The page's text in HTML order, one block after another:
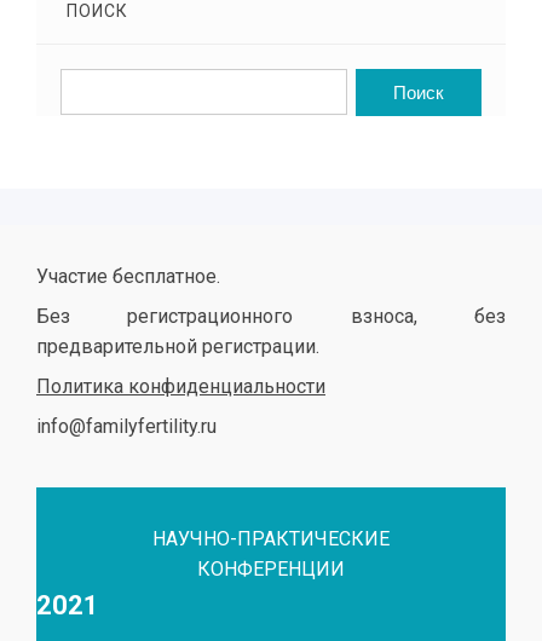
ПОИСК
Участие бесплатное.
Без регистрационного взноса, без
предварительной регистрации.
Политика конфиденциальности
info@familyfertility.ru
НАУЧНО-ПРАКТИЧЕСКИЕ
КОНФЕРЕНЦИИ
2021